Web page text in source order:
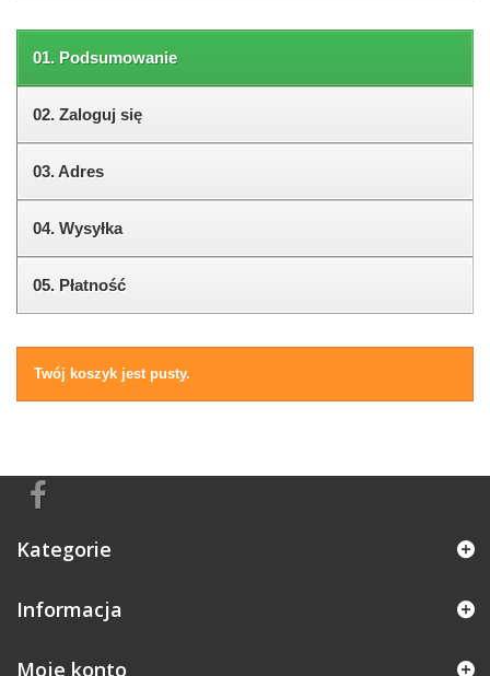
01. Podsumowanie
02. Zaloguj się
03.Adres
04. Wysyłka
05. Płatność
Twój koszyk jest pusty.
Kategorie
Informacja
Moje konto